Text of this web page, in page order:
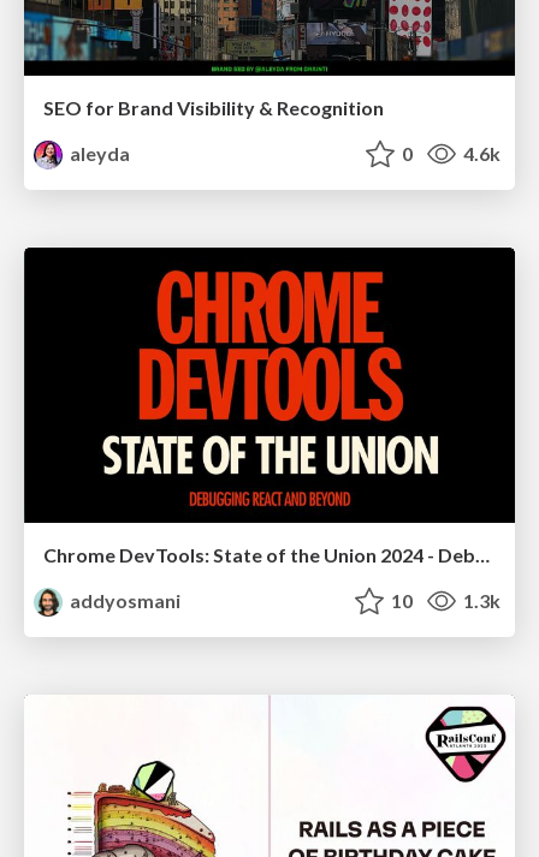
SEO for Brand Visibility & Recognition
aleyda
0 4.6k
Chrome DevTools: State of the Union 2024 - Debugging React & Beyond
addyosmani
10 1.3k